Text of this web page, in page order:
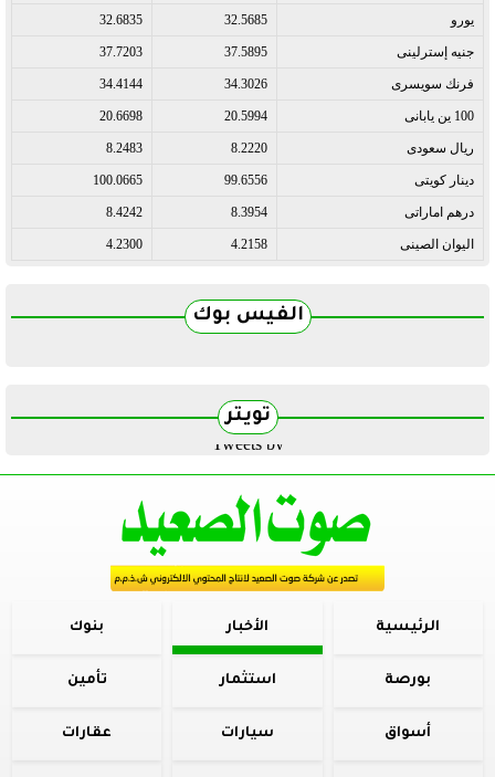
يورو 32.5685
32.6835
جنيه إسترلينى 37.5895
37.7203
فرنك سويسرى 34.3026
34.4144
100 ين يابانى 20.5994
20.6698
ريال سعودى 8.2220
8.2483
دينار كويتى 99.6556
100.0665
درهم اماراتى 8.3954
8.4242
اليوان الصينى 4.2158
4.2300
الفيس بوك
تويتر
Tweets by
الرئيسية الأخبار بنوك
بورصة استثمار تأمين
أسواق سيارات عقارات